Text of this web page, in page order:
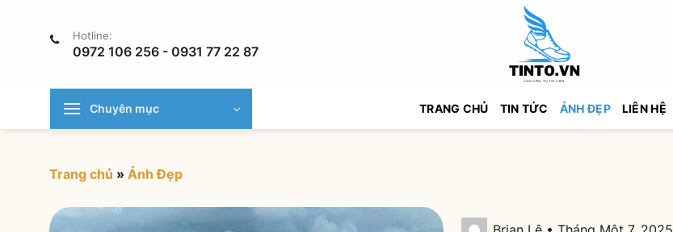
Hotline:
0972 106 256 - 0931 77 22 87
Chuyên mục TRANG CHỦ TIN TỨC ẢNH ĐẸP LIÊN HỆ
Trang chủ » Ảnh Đẹp